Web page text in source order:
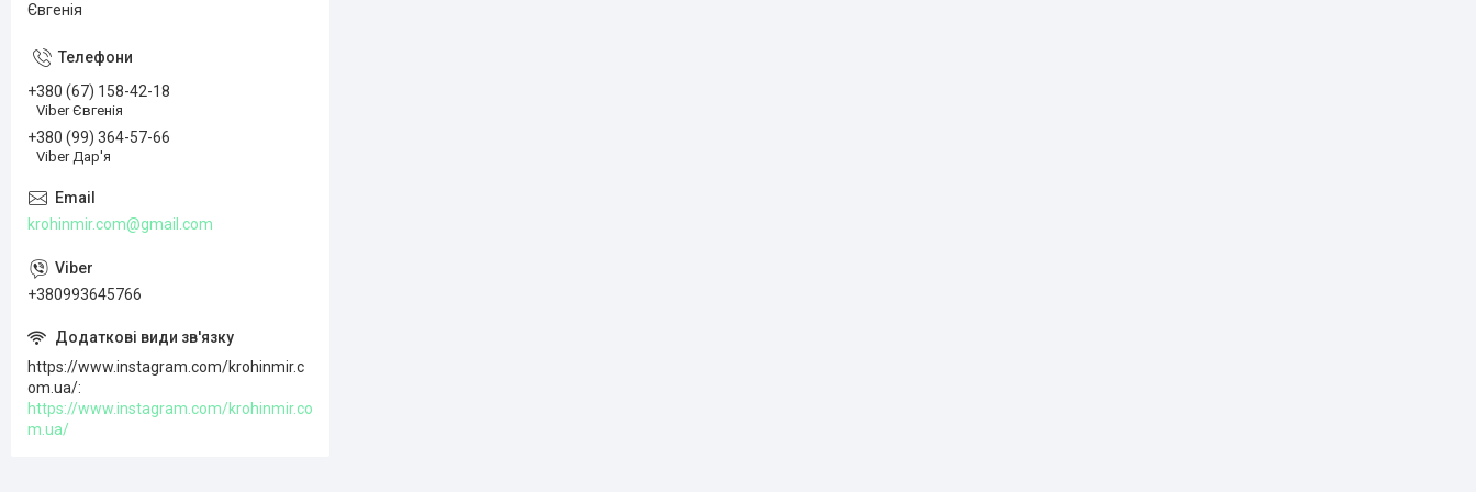
Євгенія
+380 (67) 158-42-18
Viber Євгенія
+380 (99) 364-57-66
Viber Дар'я
krohinmir.com@gmail.com
+380993645766
https://www.instagram.com/krohinmir.c
om.ua/
https://www.instagram.com/krohinmir.co
m.ua/